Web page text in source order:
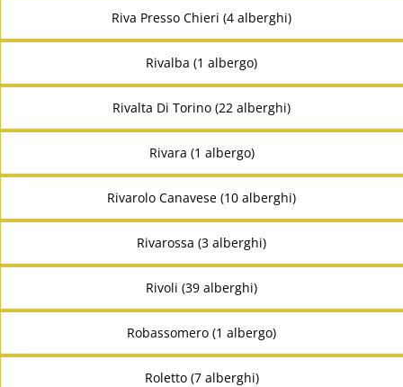
Riva Presso Chieri (4 alberghi)
Rivalba (1 albergo)
Rivalta Di Torino (22 alberghi)
Rivara (1 albergo)
Rivarolo Canavese (10 alberghi)
Rivarossa (3 alberghi)
Rivoli (39 alberghi)
Robassomero (1 albergo)
Roletto (7 alberghi)